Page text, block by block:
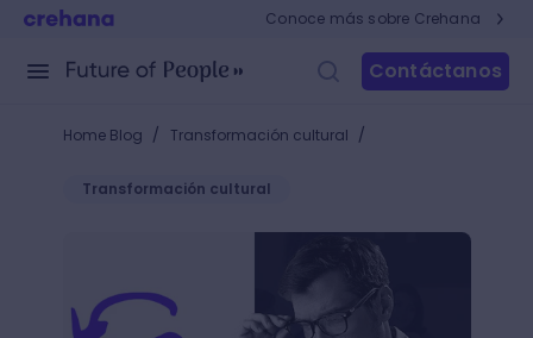
Conoce más sobre Crehana
Contáctanos
Home Blog / Transformación cultural /
Transformación cultural
Liderazgo en tiempos de crisis: 10 claves para